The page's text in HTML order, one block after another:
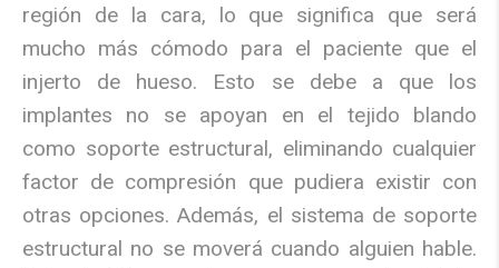
región de la cara, lo que significa que será
mucho más cómodo para el paciente que el
injerto de hueso. Esto se debe a que los
implantes no se apoyan en el tejido blando
como soporte estructural, eliminando cualquier
factor de compresión que pudiera existir con
otras opciones. Además, el sistema de soporte
estructural no se moverá cuando alguien hable.